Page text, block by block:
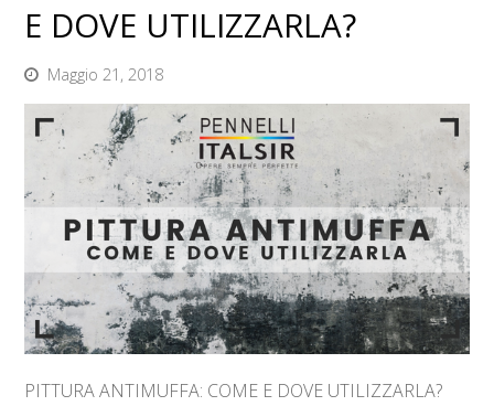
E DOVE UTILIZZARLA?
Maggio 21, 2018
PITTURA ANTIMUFFA: COME E DOVE UTILIZZARLA?